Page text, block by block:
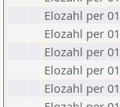
Elozahl per
Elozahl per
Elozahl per
Elozahl per
Elozahl per